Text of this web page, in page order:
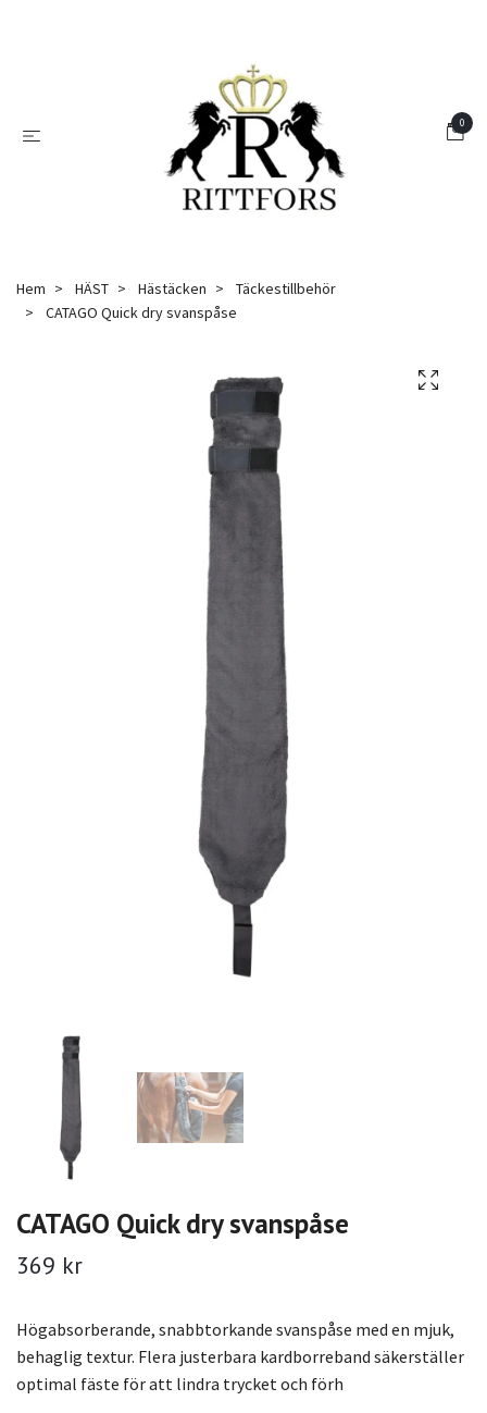
0
Hem HÄST Hästäcken
Täckestillbehör
CATAGO Quick dry svanspåse
CATAGO Quick dry svanspåse
369 kr
Högabsorberande, snabbtorkande svanspåse med en mjuk,
behaglig textur. Flera justerbara kardborreband säkerställer
optimal fäste för att lindra trycket och förh